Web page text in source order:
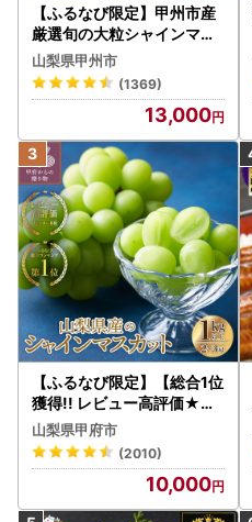
【ふるなび限定】甲州市産
厳選旬の大粒シャインマス
カット 約1.3kg 2～3房【2
026年発送】（MG）B12-
472 FN-Limited-VO シャ
インマスカット フルーツ
山梨県甲州市
(1369)
13,000
【ふるなび限定】【総合1位
獲得!! レビュー高評価★】
〈2026年度配送分〉山梨
県産 シャインマスカット 2
～3房（1.0kg以上）シャイ
ン フルーツ FN-Limited-S
P
山梨県甲府市
(2010)
10,000